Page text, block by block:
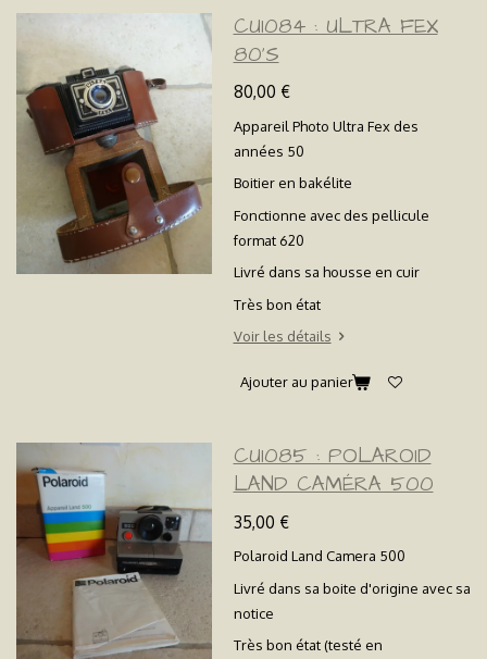
CU1084 : ULTRA FEX
80'S
80,00 €
Appareil Photo Ultra Fex des
années 50
Boitier en bakélite
Fonctionne avec des pellicule
format 620
Livré dans sa housse en cuir
Très bon état
Voir les détails
Ajouter au panier
CU1085 : POLAROID
LAND CAMÉRA 500
35,00 €
Polaroid Land Camera 500
Livré dans sa boite d'origine avec sa
notice
Très bon état (testé en